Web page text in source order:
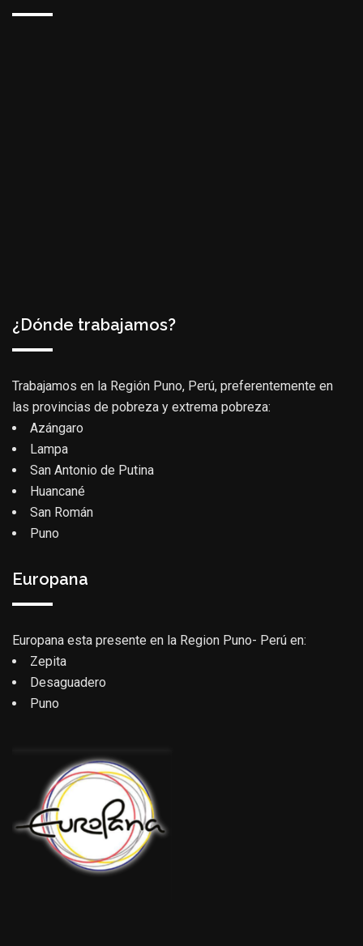
¿Dónde trabajamos?
Trabajamos en la Región Puno, Perú, preferentemente en
las provincias de pobreza y extrema pobreza:
Azángaro
Lampa
San Antonio de Putina
Huancané
San Román
Puno
Europana
Europana esta presente en la Region Puno- Perú en:
Zepita
Desaguadero
Puno